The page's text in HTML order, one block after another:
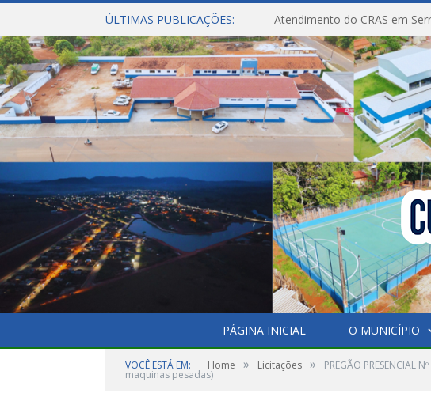
ÚLTIMAS PUBLICAÇÕES: Atendimento do CRAS em
PÁGINA INICIAL O MUNICÍPIO
VOCÊ ESTÁ EM: Home » Licitações » PREGÃO
maquinas pesadas)